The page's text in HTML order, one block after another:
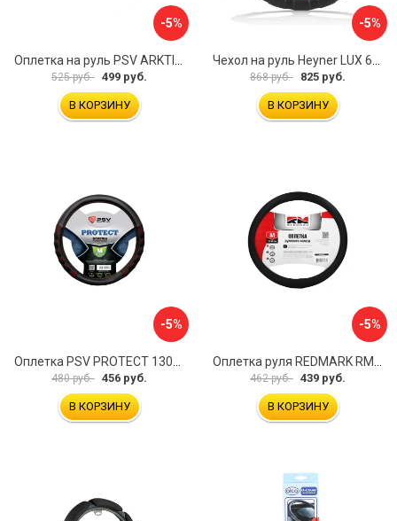
-5%
525 руб. 499 руб.
В КОРЗИНУ
-5%
868 руб. 825 руб.
В КОРЗИНУ
-5%
Оплетка PSV PROTECT 130503
480 руб. 456 руб.
В КОРЗИНУ
-5%
Оплетка руля REDMARK RM78002
462 руб. 439 руб.
В КОРЗИНУ